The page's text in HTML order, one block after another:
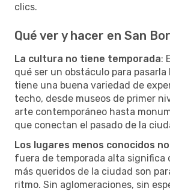
clics.
Qué ver y hacer en San
La cultura no tiene temporada:
qué ser un obstáculo para pasarla
tiene una buena variedad de
techo, desde museos de primer
arte contemporáneo hasta
que conectan el pasado de la
Los lugares menos conocidos
fuera de temporada alta significa
más queridos de la ciudad son
ritmo. Sin aglomeraciones, sin